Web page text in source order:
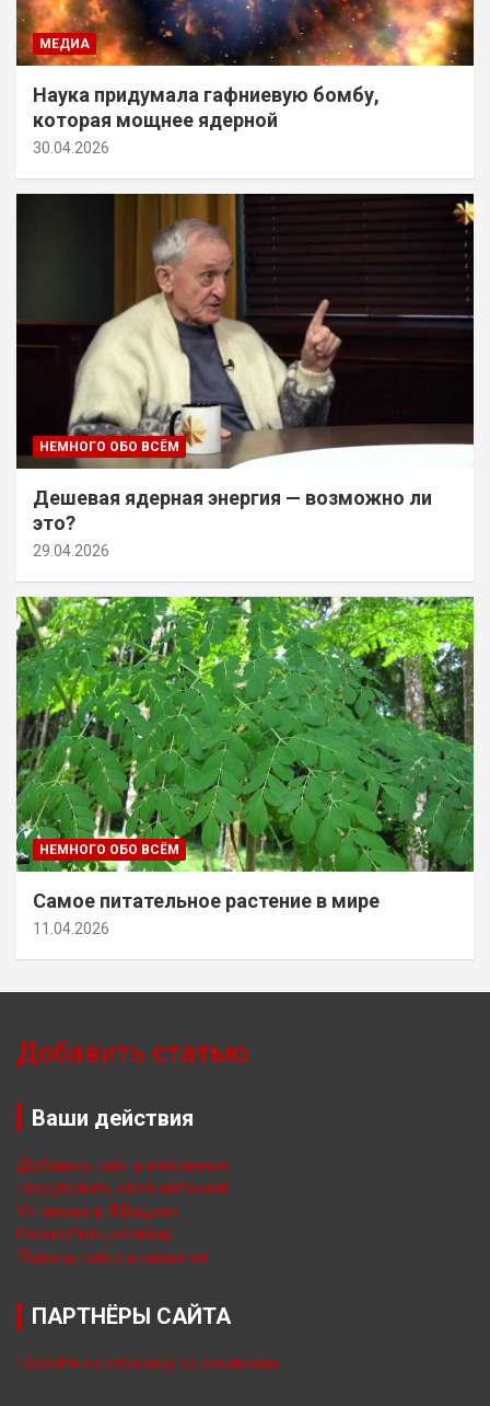
МЕДИА
Наука придумала гафниевую бомбу,
которая мощнее ядерной
30.04.2026
НЕМНОГО ОБО ВСЁМ
Дешевая ядерная энергия — возможно ли
это?
29.04.2026
НЕМНОГО ОБО ВСЁМ
Самое питательное растение в мире
11.04.2026
Добавить статью
Ваши действия
Добавить сайт в избранное
Предложить свой материал
Установить Я.Виджет
Разместить рекламу
Помочь сайту в развитии
ПАРТНЁРЫ САЙТА
Перейти на страницу со ссылками